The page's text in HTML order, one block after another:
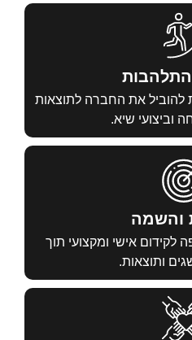
לתוצאות
ומקצועי תוך